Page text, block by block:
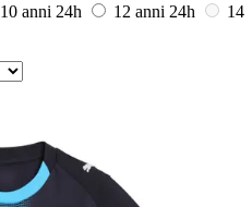
10 anni 24h 12 anni 24h
14